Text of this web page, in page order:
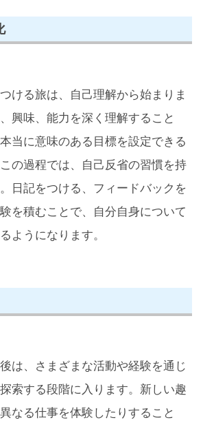
ける旅は、自己理解から始まりま
興味、能力を深く理解すること
当に意味のある目標を設定できる
の過程では、自己反省の習慣を持
日記をつける、フィードバックを
を積むことで、自分自身について
ようになります。
は、さまざまな活動や経験を通じ
索する段階に入ります。新しい趣
なる仕事を体験したりすること